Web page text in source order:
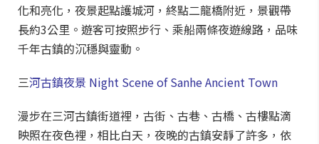
化和亮化，夜景起點護城河，終點二龍橋附近，景觀帶
長約3公里。遊客可按照步行、乘船兩條夜遊線路，品味
千年古鎮的沉穩與靈動。
三河古鎮夜景 Night Scene of Sanhe Ancient Town
漫步在三河古鎮街道裡，古街、古巷、古橋、古樓點滴
映照在夜色裡，相比白天，夜晚的古鎮安靜了許多，依